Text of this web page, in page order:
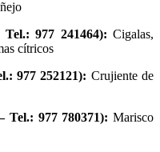
977 241464): Cigalas,
cítricos
977 252121): Crujiente de
Tel.: 977 780371): Marisco